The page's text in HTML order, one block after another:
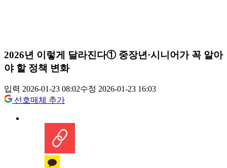
2026년 이렇게 달라진다① 중장년·시니어가 꼭 알아
야 할 정책 변화
입력 2026-01-23 08:02수정 2026-01-23 16:03
선호매체 추가